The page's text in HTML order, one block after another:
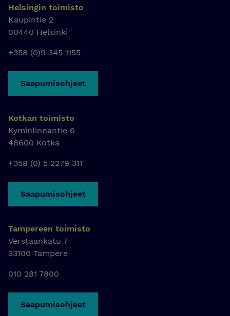
Helsingin toimisto
Kaupintie 2
00440 Helsinki
+358 (0)9 345 1155
Saapumisohjeet
Kotkan toimisto
Kyminlinnantie 6
48600 Kotka
+358 (0) 5 2279 311
Saapumisohjeet
Tampereen toimisto
Verstaankatu 7
33100 Tampere
010 281 7800
Saapumisohjeet